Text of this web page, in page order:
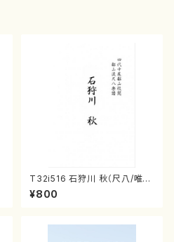
T32i516 石狩川 秋（尺八/唯是
震一/楽譜）都山no:2225
¥800